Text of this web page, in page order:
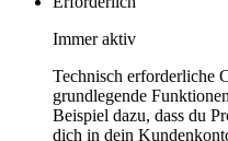
Immer aktiv
Technisch erforderliche
grundlegende
Beispiel dazu, dass du
dich in dein